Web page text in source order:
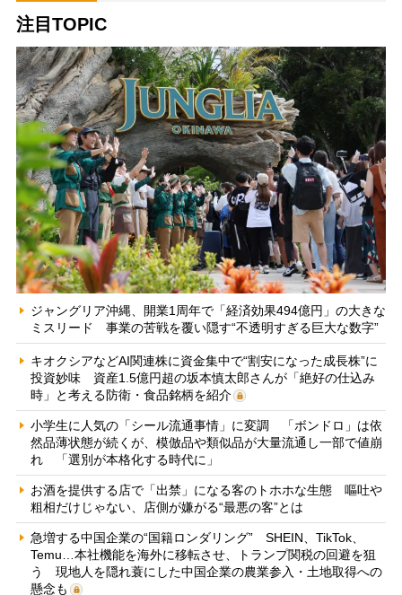
注目TOPIC
ジャングリア沖縄、開業1周年で「経済効果494億円」の大きな
ミスリード 事業の苦戦を覆い隠す“不透明すぎる巨大な数字”
キオクシアなどAI関連株に資金集中で“割安になった成長株”に
投資妙味 資産1.5億円超の坂本慎太郎さんが「絶好の仕込み
時」と考える防衛・食品銘柄を紹介
小学生に人気の「シール流通事情」に変調 「ボンドロ」は依
然品薄状態が続くが、模倣品や類似品が大量流通し一部で値崩
れ 「選別が本格化する時代に」
お酒を提供する店で「出禁」になる客のトホホな生態 嘔吐や
粗相だけじゃない、店側が嫌がる“最悪の客”とは
急増する中国企業の“国籍ロンダリング” SHEIN、TikTok、
Temu…本社機能を海外に移転させ、トランプ関税の回避を狙
う 現地人を隠れ蓑にした中国企業の農業参入・土地取得への
懸念も